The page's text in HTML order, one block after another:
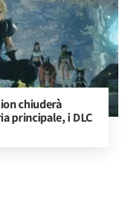
chiuderà
principale, i DLC